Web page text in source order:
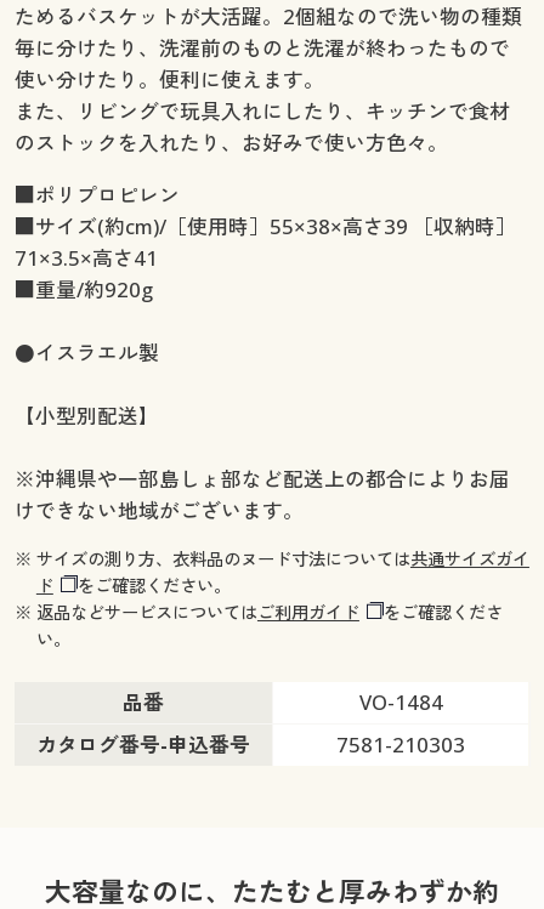
ためるバスケットが大活躍。2個組なので洗い物の種類
毎に分けたり、洗濯前のものと洗濯が終わったもので
使い分けたり。便利に使えます。
また、リビングで玩具入れにしたり、キッチンで食材
のストックを入れたり、お好みで使い方色々。
■ポリプロピレン
■サイズ(約cm)/［使用時］55×38×高さ39 ［収納時］
71×3.5×高さ41
■重量/約920g
●イスラエル製
【小型別配送】
※沖縄県や一部島しょ部など配送上の都合によりお届
けできない地域がございます。
※ サイズの測り方、衣料品のヌード寸法については共通サイズガイ
ド
をご確認ください。
※ 返品などサービスについてはご利用ガイド
をご確認くださ
い。
品番
VO-1484
カタログ番号-申込番号
7581-210303
大容量なのに、たたむと厚みわずか約